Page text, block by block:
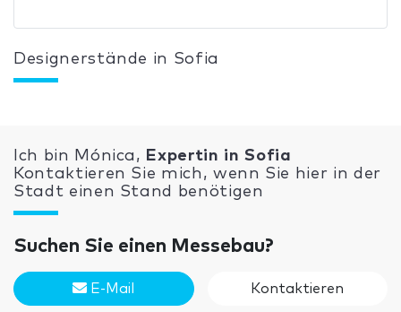
Designerstände in Sofia
Ich bin Mónica, Expertin in Sofia
Kontaktieren Sie mich, wenn Sie hier in der
Stadt einen Stand benötigen
Suchen Sie einen Messebau?
E-Mail Kontaktieren